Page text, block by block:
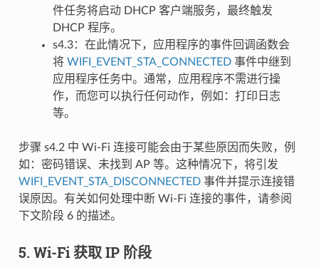
件任务将启动 DHCP 客户端服务，最终触发
DHCP 程序。
s4.3：在此情况下，应用程序的事件回调函数会
将 WIFI_EVENT_STA_CONNECTED事件中继到
应用程序任务中。通常，应用程序不需进行操
作，而您可以执行任何动作，例如：打印日志
等。
步骤 s4.2 中 Wi-Fi 连接可能会由于某些原因而失败，例
如：密码错误、未找到 AP 等。这种情况下，将引发
WIFI_EVENT_STA_DISCONNECTED事件并提示连接错
误原因。有关如何处理中断 Wi-Fi 连接的事件，请参阅
下文阶段 6 的描述。
5. Wi-Fi 获取 IP 阶段